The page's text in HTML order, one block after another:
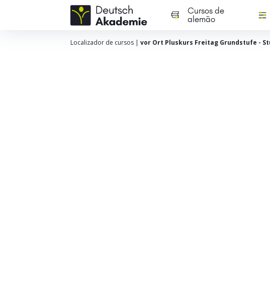
Cursos de
alemão
Localizador de cursos| vor Ort Pluskurs Freitag Grundstufe -